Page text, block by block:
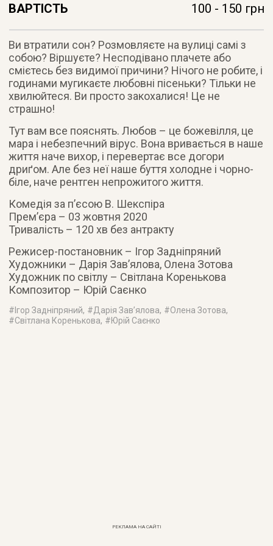
ВАРТІСТЬ 100 - 150 грн
Ви втратили сон? Розмовляєте на вулиці самі з
собою? Віршуєте? Несподівано плачете або
смієтесь без видимої причини? Нічого не робите, і
годинами мугикаєте любовні пісеньки? Тільки не
хвилюйтеся. Ви просто закохалися! Це не
страшно!
Тут вам все пояснять. Любов – це божевілля, це
мара і небезпечний вірус. Вона вривається в наше
життя наче вихор, і перевертає все догори
дриґом. Але без неї наше буття холодне і чорно-
біле, наче рентген непрожитого життя.
Комедія за п’єсою В. Шекспіра
Прем’єра – 03 жовтня 2020
Тривалість – 120 хв без антракту
Режисер-постановник – Ігор Задніпряний
Художники – Дарія Зав’ялова, Олена Зотова
Художник по світлу – Світлана Коренькова
Композитор – Юрій Саєнко
#Ігор Задніпряний, #Дарія Зав’ялова, #Олена Зотова,
#Світлана Коренькова, #Юрій Саєнко
РЕКЛАМА НА САЙТІ